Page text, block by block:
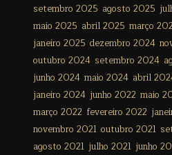
setembro 2025 agosto 2025
maio 2025 abril 2025 março
janeiro 2025 dezembro 2024
outubro 2024 setembro 2024
junho 2024 maio 2024 abril
janeiro 2024 junho 2022 maio
março 2022 fevereiro 2022
novembro 2021 outubro 2021
agosto 2021 julho 2021 junho